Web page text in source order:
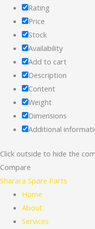
Rating
Price
Stock
Availability
Add to cart
Description
Content
Weight
Dimensions
Additional
Click outside to hide the
Compare
Sharara Spare Parts
Home
About
Services